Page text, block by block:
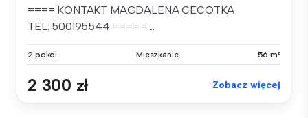
==== KONTAKT MAGDALENA CECOTKA
TEL: 500195544 ===== ...
2 pokoi Mieszkanie 56 m²
2 300 zł Zobacz więcej